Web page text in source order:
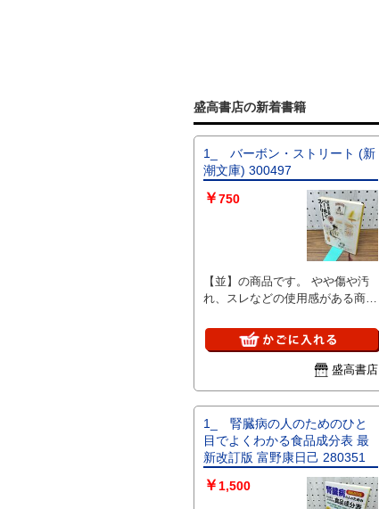
盛高書店の新着書籍
1_ バーボン・ストリート (新
潮文庫) 300497
￥750
【並】の商品です。 やや傷や汚
れ、スレなどの使用感がある商品
りませんので、見落としの可能性
が有る事をご理解頂き、ご検討下
さい。 商品の詳細について知り
グしておりません。ホコリや汚れ
は現状になります。 基本的にお
振込を確認した翌日発送となりま
すが、土・日・祝日は発送作業出
来ませんのでご了承ください。
お問い合わせの回答は当日に回答
盛高書店
1_ 腎臓病の人のためのひと
目でよくわかる食品成分表 最
新改訂版 富野康日己 280351
￥ 1,500